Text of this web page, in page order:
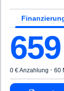
659
0 € Anzahlung · 60